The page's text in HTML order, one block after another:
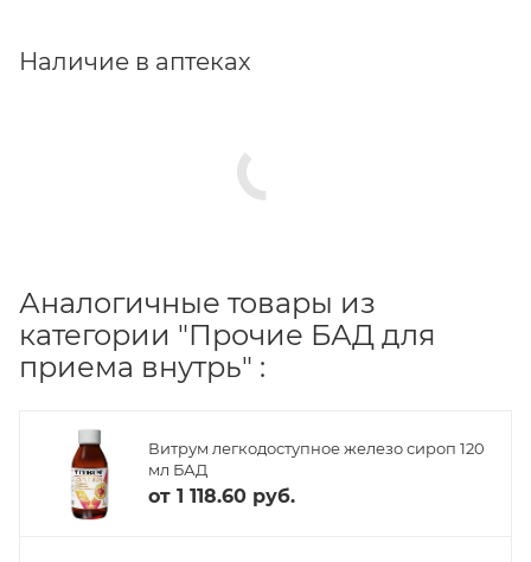
Наличие в аптеках
Аналогичные товары из
категории "Прочие БАД для
приема внутрь" :
Витрум легкодоступное железо сироп 120
мл БАД
от 1 118.60 руб.